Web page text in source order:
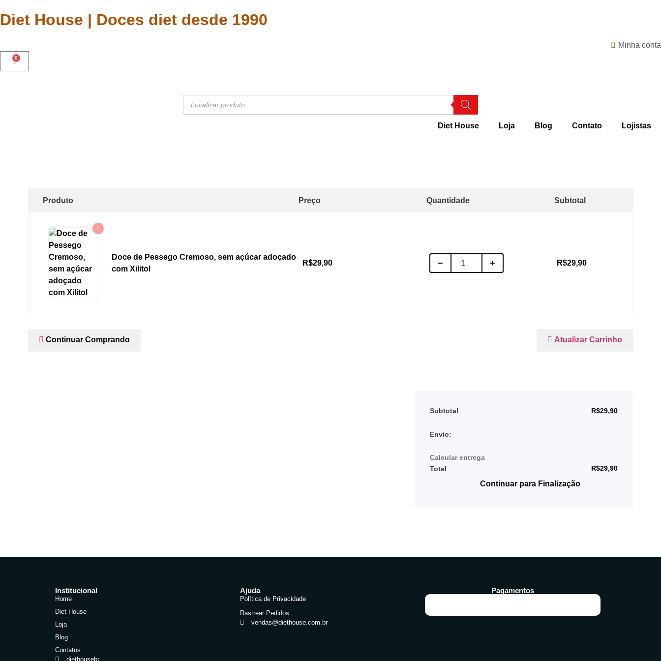
Diet House | Doces diet desde 1990
Minha conta
0
Diet House Loja Blog Contato Lojistas
Produto Preço Quantidade Subtotal
Doce de Pessego Cremoso, sem açúcar adoçado
com Xilitol
R$29,90 − + R$29,90
Continuar Comprando Atualizar Carrinho
Subtotal R$29,90
Calcular entrega
Total
R$29,90
Continuar para Finalização
Institucional
Home
Diet House
Loja
Blog
Contatos
diethousebr
Ajuda
Política de Privacidade
Rastrear Pedidos
vendas@diethouse.com.br
Pagamentos